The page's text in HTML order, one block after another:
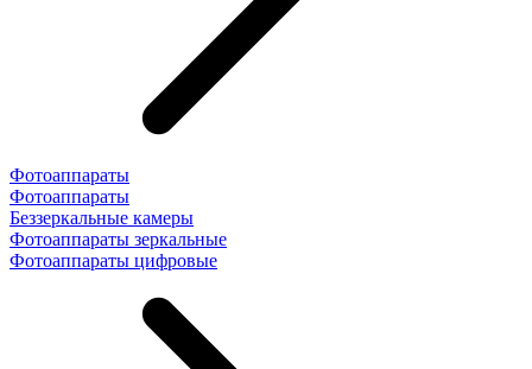
Фотоаппараты
Фотоаппараты
Беззеркальные камеры
Фотоаппараты зеркальные
Фотоаппараты цифровые